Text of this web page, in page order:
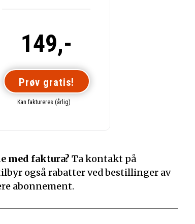
149,-
Prøv gratis!
Kan faktureres (årlig)
med faktura? Ta kontakt på
også rabatter ved bestillinger av
abonnement.